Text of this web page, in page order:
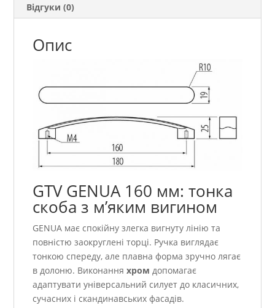
Відгуки (0)
Опис
GTV GENUA 160 мм: тонка
скоба з м’яким вигином
GENUA має спокійну злегка вигнуту лінію та
повністю заокруглені торці. Ручка виглядає
тонкою спереду, але плавна форма зручно лягає
в долоню. Виконанняхром допомагає
адаптувати універсальний силует до класичних,
сучасних і скандинавських фасадів.